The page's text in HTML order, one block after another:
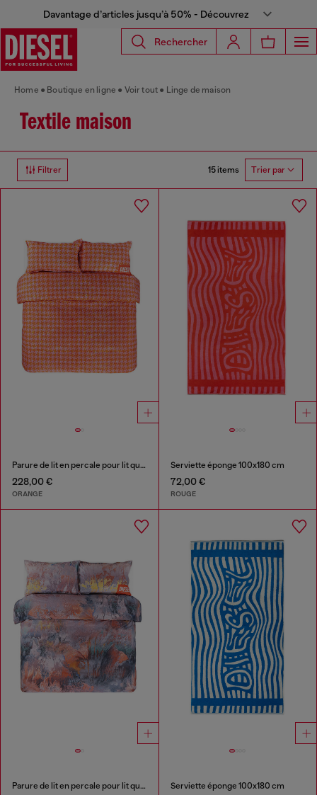
Davantage d’articles jusqu’à 50% - Découvrez
Rechercher
Home Boutique en ligne Voir tout Linge de maison
Textile maison
Filtrer 15 items Trier par
Parure de lit en percale pour lit queen size
228,00 €
ORANGE
Serviette éponge 100x180 cm
72,00 €
ROUGE
Parure de lit en percale pour lit queen size Serviette éponge 100x180 cm